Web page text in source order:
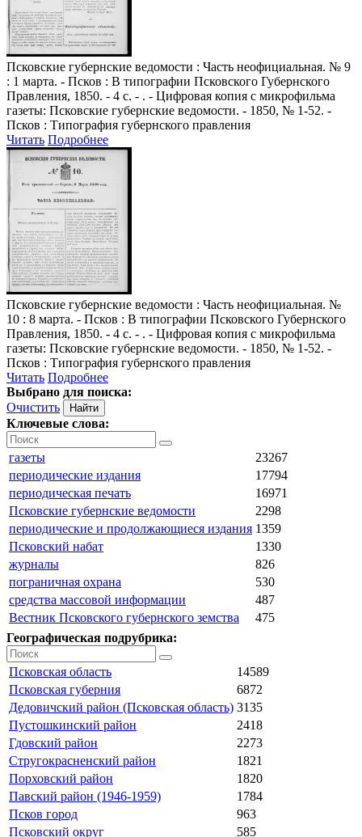
Псковские губернские ведомости : Часть неофициальная. № 9
: 1 марта. - Псков : В типографии Псковского Губернского
Правления, 1850. - 4 с. - . - Цифровая копия с микрофильма
газеты: Псковские губернские ведомости. - 1850, № 1-52. -
Псков : Типография губернского правления
Читать Подробнее
Псковские губернские ведомости : Часть неофициальная. №
10 : 8 марта. - Псков : В типографии Псковского Губернского
Правления, 1850. - 4 с. - . - Цифровая копия с микрофильма
газеты: Псковские губернские ведомости. - 1850, № 1-52. -
Псков : Типография губернского правления
Читать Подробнее
Выбрано для поиска:
Очистить
Ключевые слова:
газеты
23267
периодические издания
17794
периодическая печать
16971
Псковские губернские ведомости
2298
периодические и продолжающиеся издания 1359
Псковский набат
1330
журналы
826
пограничная охрана
530
средства массовой информации
487
Вестник Псковского губернского земства
475
Географическая подрубрика:
Псковская область
14589
Псковская губерния
6872
Дедовичский район (Псковская область) 3135
Пустошкинский район
2418
Гдовский район
2273
Стругокрасненский район
1821
Порховский район
1820
Павский район (1946-1959)
1784
Псков город
963
Псковский округ
585